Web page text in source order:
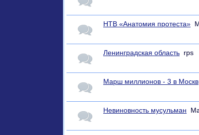
НТВ «Анатомия протеста»
Ленинградская область rps
Марш миллионов - 3 в Москв
Невиновность мусульман